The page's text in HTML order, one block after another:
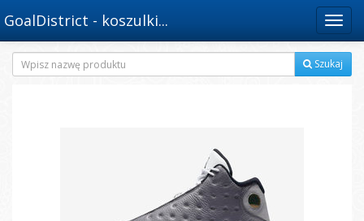
Menu
GoalDistrict - koszulki...
Szukaj